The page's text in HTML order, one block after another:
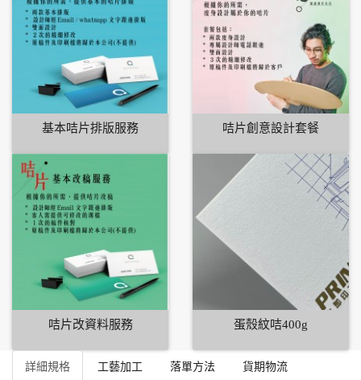
基本咭片排版服務 咭片創意設計套餐
咭片改資料服務 蛋殼紋咭400g
詳細規格 工藝加工 落單方法 貨期物流